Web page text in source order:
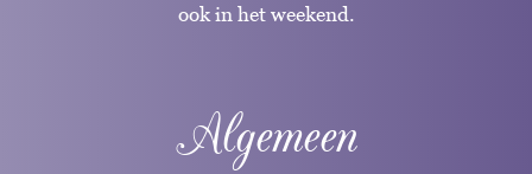
ook in het weekend.
Algemeen